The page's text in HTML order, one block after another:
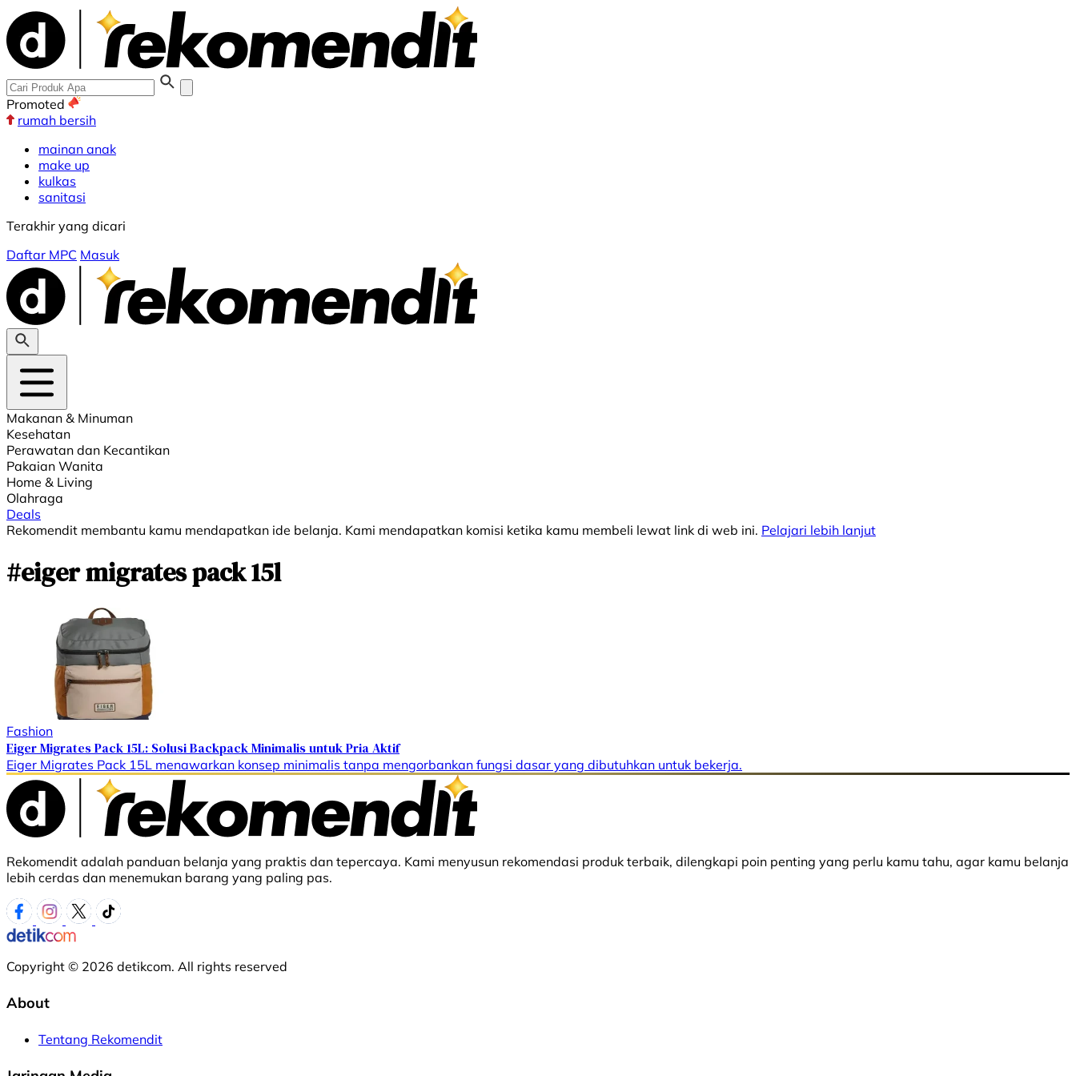
Promoted
rumah bersih
mainan anak
make up
kulkas
sanitasi
Terakhir yang dicari
Daftar MPC Masuk
Makanan & Minuman
Kesehatan
Perawatan dan Kecantikan
Pakaian Wanita
Home & Living
Olahraga
Deals
Rekomendit membantu kamu mendapatkan ide belanja. Kami mendapatkan komisi ketika kamu membeli lewat link di web ini. Pelajari lebih lanjut
#eiger migrates pack 15l
Fashion
Eiger Migrates Pack 15L: Solusi Backpack Minimalis untuk Pria Aktif
Eiger Migrates Pack 15L menawarkan konsep minimalis tanpa mengorbankan fungsi dasar yang dibutuhkan untuk bekerja.
Rekomendit adalah panduan belanja yang praktis dan tepercaya. Kami menyusun rekomendasi produk terbaik, dilengkapi poin penting yang perlu kamu tahu, agar kamu belanja
lebih cerdas dan menemukan barang yang paling pas.
Copyright © 2026 detikcom. All rights reserved
About
Tentang Rekomendit